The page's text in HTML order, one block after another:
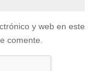
y web en este
comente.